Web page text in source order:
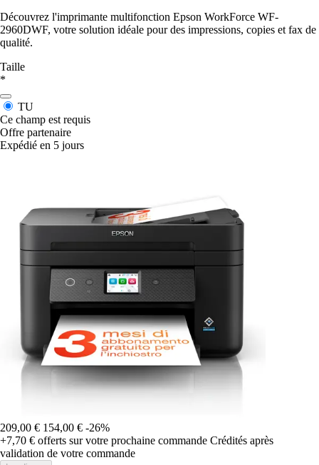
Découvrez l'imprimante multifonction Epson WorkForce WF-
2960DWF, votre solution idéale pour des impressions, copies et fax de
qualité.
Taille
*
TU
Ce champ est requis
Offre partenaire
Expédié en 5 jours
209,00 € 154,00 € -26%
+7,70 € offerts sur votre prochaine commande Crédités après
validation de votre commande